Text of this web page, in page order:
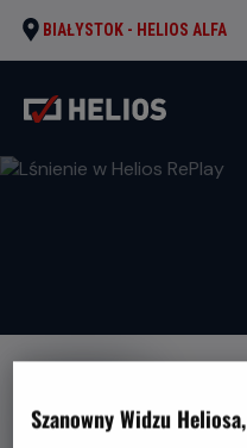
BIAŁYSTOK - HELIOS ALFA
Szanowny Widzu Heliosa,